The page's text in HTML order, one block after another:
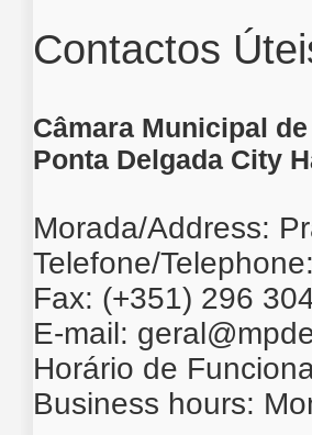
Contactos
Câmara Municipal
Ponta Delgada City
Morada/Address:
Telefone/
Fax: (+351) 296
E-mail:
Horário de
Business hours: